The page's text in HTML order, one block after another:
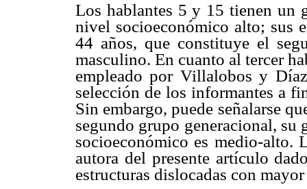
Los hablantes 5 y 15 tienen un
nivel socioeconómico alto; sus
44 años, que constituye el
masculino. En cuanto al tercer
empleado por Villalobos y
selección de los informantes a
Sin embargo, puede señalarse
segundo grupo generacional,
socioeconómico es medio-alto.
autora del presente artículo
estructuras dislocadas con